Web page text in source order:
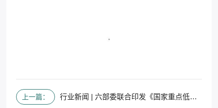
上一篇： 行业新闻 | 六部委联合印发《国家重点低碳技术征集推广实施方案》的通知